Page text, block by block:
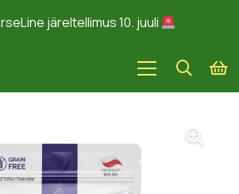
järeltellimus 10. juuli